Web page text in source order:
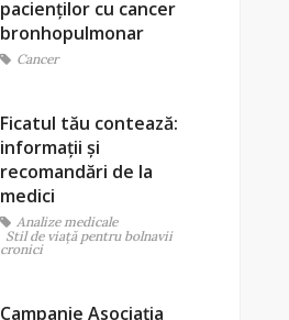
pacienților cu cancer
bronhopulmonar
Cancer
Ficatul tău contează:
informații și
recomandări de la
medici
Analize medicale
Stil de viaţă pentru bolnavii
cronici
Campanie Asociația